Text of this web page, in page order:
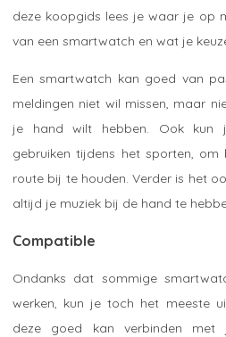
deze koopgids lees je waar je op
van een smartwatch en wat je
Een smartwatch kan goed van
meldingen niet wil missen, maar
je hand wilt hebben. Ook kun
gebruiken tijdens het sporten,
route bij te houden. Verder is het
altijd je muziek bij de hand te
Compatible
Ondanks dat sommige
werken, kun je toch het meeste
deze goed kan verbinden met